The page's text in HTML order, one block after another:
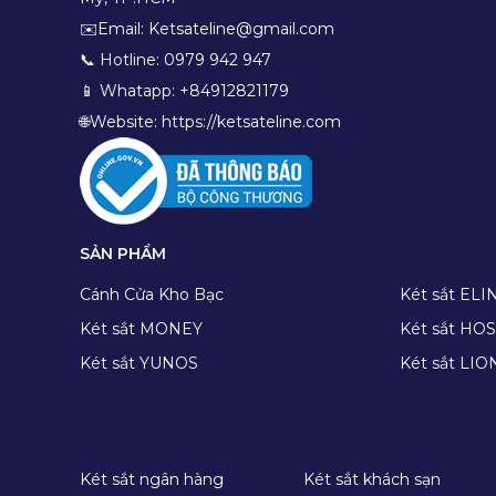
✉️Email: Ketsateline@gmail.com
📞 Hotline: 0979 942 947
📱 Whatapp: +84912821179
🌐Website: https://ketsateline.com
SẢN PHẨM
Cánh Cửa Kho Bạc
Két sắt
Két sắt MONEY
Két sắt
Két sắt YUNOS
Két sắt
Két sắt ngân hàng Két sắt khách sạn